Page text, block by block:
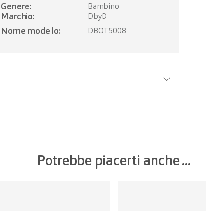
Genere: Bambino
Marchio: DbyD
Nome modello: DBOT5008
Potrebbe piacerti anche ...